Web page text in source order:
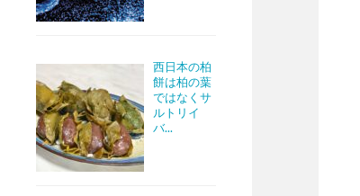
西日本の柏
餅は柏の葉
ではなくサ
ルトリイ
バ...